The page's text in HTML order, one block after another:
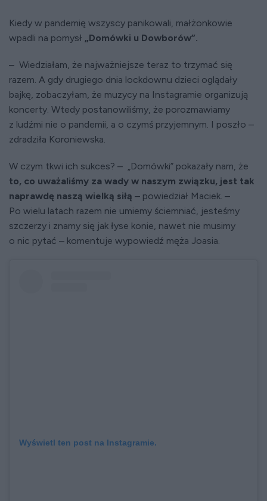
Kiedy w pandemię wszyscy panikowali, małżonkowie
wpadli na pomysł „Domówki u Dowborów”.
– Wiedziałam, że najważniejsze teraz to trzymać się
razem. A gdy drugiego dnia lockdownu dzieci oglądały
bajkę, zobaczyłam, że muzycy na Instagramie organizują
koncerty. Wtedy postanowiliśmy, że porozmawiamy
z ludźmi nie o pandemii, a o czymś przyjemnym. I poszło –
zdradziła Koroniewska.
W czym tkwi ich sukces? – „Domówki” pokazały nam, że
to, co uważaliśmy za wady w naszym związku, jest tak
naprawdę naszą wielką siłą – powiedział Maciek. –
Po wielu latach razem nie umiemy ściemniać, jesteśmy
szczerzy i znamy się jak łyse konie, nawet nie musimy
o nic pytać – komentuje wypowiedź męża Joasia.
Wyświetl ten post na Instagramie.